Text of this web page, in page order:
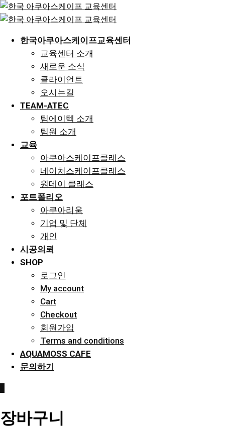
Skip
to
한국아쿠아스케이프교육센터
교육센터 소개
새로운 소식
클라이언트
오시는길
TEAM-ATEC
팀에이텍 소개
팀원 소개
교육
아쿠아스케이프클래스
네이처스케이프클래스
원데이 클래스
포트폴리오
아쿠아리움
기업 및 단체
개인
시공의뢰
SHOP
로그인
My account
Cart
Checkout
회원가입
Terms and conditions
AQUAMOSS CAFE
문의하기
장바구니